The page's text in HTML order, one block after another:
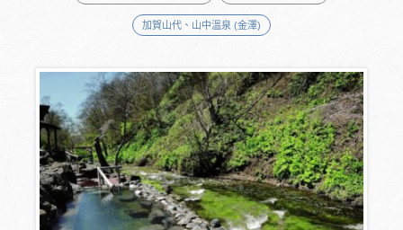
加賀山代、山中溫泉 (金澤)